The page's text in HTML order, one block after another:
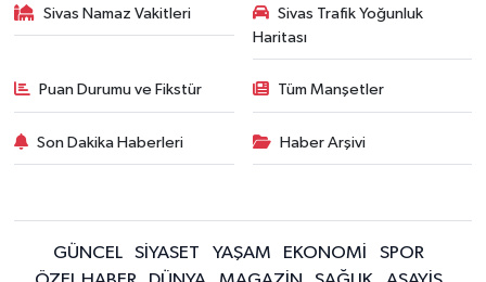
Sivas Namaz Vakitleri
Sivas Trafik Yoğunluk
Haritası
Puan Durumu ve Fikstür Tüm Manşetler
Son Dakika Haberleri Haber Arşivi
GÜNCEL SİYASET YAŞAM EKONOMİ
SPOR